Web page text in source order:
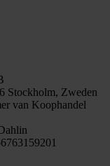
Stockholm, Zweden
van Koophandel